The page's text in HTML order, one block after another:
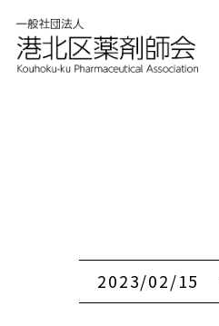
2023/02/15